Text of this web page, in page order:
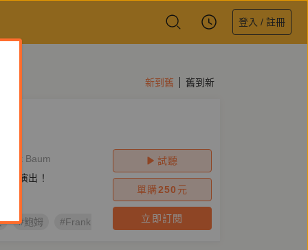
登入 / 註冊
新到舊 舊到新
Baum
力演出！
#鮑姆 #Frank Baum #逗點
試聽
單購250 元
立即訂閱